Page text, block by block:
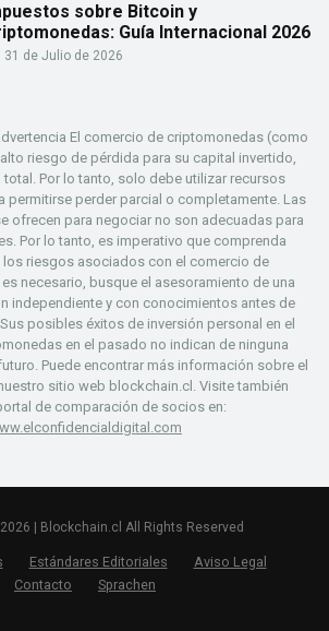
sobre Bitcoin y
Guía Internacional 2026
31 de Julio de 2026
El comercio de criptomonedas (como
riesgo de pérdida para su capital invertido,
Por lo tanto, solo debe utilizar recursos
permitirse perder parcial o completamente. Las
ofrecen para negociar no son adecuadas para
Por lo tanto, es imperativo que comprenda
los riesgos asociados con el comercio de
necesario, busque el asesoramiento de una
independiente y con conocimientos antes de
posibles éxitos de inversión personal en el
en el pasado no indican de ninguna
Puede encontrar más información sobre el
sitio web blockchain.cl. Visite también
de comparación de socios en:
| Blockchain.cl All Rights Reserved
Estándares Editoriales
Aviso Legal
Contacto
Sprachen